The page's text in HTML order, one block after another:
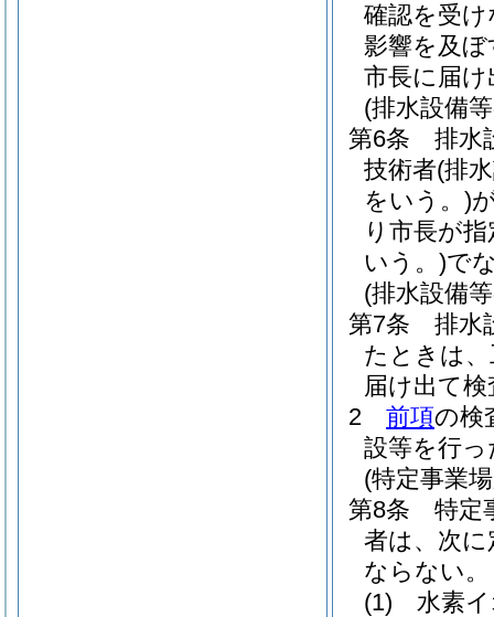
確認を受
影響を及
市長に届
(排水設備
第6条
排水
技術者(排
をいう。)
り市長が
いう。)で
(排水設備
第7条
排水
たときは
届け出て
2
前項の検
設等を行
(特定事業
第8条
特定
者は、次
ならない。
(1)
水素